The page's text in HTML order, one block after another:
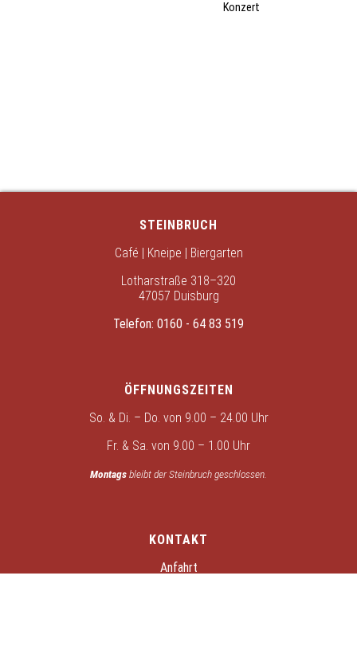
Konzert
STEINBRUCH
Café | Kneipe | Biergarten
Lotharstraße 318–320
47057 Duisburg
Telefon: 0160 - 64 83 519
ÖFFNUNGSZEITEN
So. & Di. – Do. von 9.00 – 24.00 Uhr
Fr. & Sa. von 9.00 – 1.00 Uhr
Montagsbleibt der Steinbruch geschlossen.
KONTAKT
Anfahrt